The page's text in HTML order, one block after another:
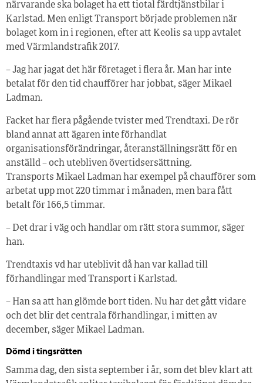
närvarande ska bolaget ha ett tiotal färdtjänstbilar i
Karlstad. Men enligt Transport började problemen när
bolaget kom in i regionen, efter att Keolis sa upp avtalet
med Värmlandstrafik 2017.
– Jag har jagat det här företaget i flera år. Man har inte
betalat för den tid chaufförer har jobbat, säger Mikael
Ladman.
Facket har flera pågående tvister med Trendtaxi. De rör
bland annat att ägaren inte förhandlat
organisationsförändringar, återanställningsrätt för en
anställd – och utebliven övertidsersättning.
Transports Mikael Ladman har exempel på chaufförer som
arbetat upp mot 220 timmar i månaden, men bara fått
betalt för 166,5 timmar.
– Det drar i väg och handlar om rätt stora summor, säger
han.
Trendtaxis vd har uteblivit då han var kallad till
förhandlingar med Transport i Karlstad.
– Han sa att han glömde bort tiden. Nu har det gått vidare
och det blir det centrala förhandlingar, i mitten av
december, säger Mikael Ladman.
Dömd i tingsrätten
Samma dag, den sista september i år, som det blev klart att